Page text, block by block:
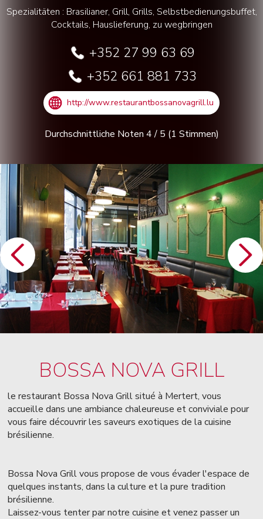
Spezialitäten : Brasilianer, Grill, Grills, Selbstbedienungsbuffet,
Cocktails, Hauslieferung, zu wegbringen
+352 27 99 63 69
+352 661 881 733
http://www.restaurantbossanovagrill.lu
Durchschnittliche Noten 4/ 5 (1 Stimmen)
BOSSA NOVA GRILL
le restaurant Bossa Nova Grill situé à Mertert, vous
accueille dans une ambiance chaleureuse et conviviale pour
vous faire découvrir les saveurs exotiques de la cuisine
brésilienne.
Bossa Nova Grill vous propose de vous évader l'espace de
quelques instants, dans la culture et la pure tradition
brésilienne.
Laissez-vous tenter par notre cuisine et venez passer un